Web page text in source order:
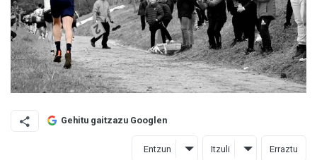
Gehitu gaitzazu Googlen
Entzun Itzuli Erraztu